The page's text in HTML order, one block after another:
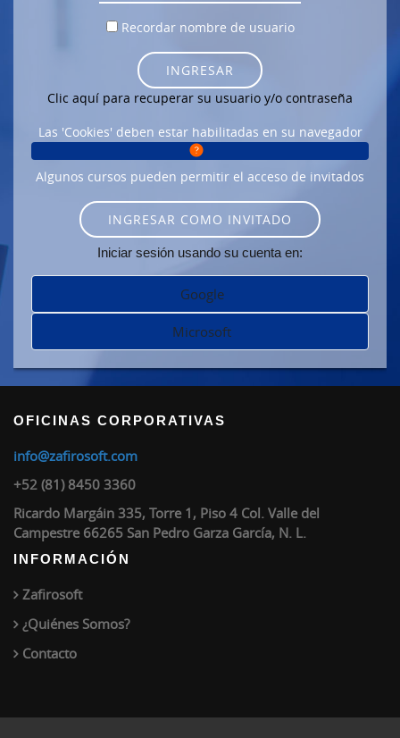
Recordar nombre de usuario
INGRESAR
Clic aquí para recuperar su usuario y/o contraseña
Las 'Cookies' deben estar habilitadas en su navegador
Algunos cursos pueden permitir el acceso de invitados
INGRESAR COMO INVITADO
Iniciar sesión usando su cuenta en:
Google
Microsoft
OFICINAS CORPORATIVAS
info@zafirosoft.com
+52 (81) 8450 3360
Ricardo Margáin 335, Torre 1, Piso 4 Col. Valle del
Campestre 66265 San Pedro Garza García, N. L.
INFORMACIÓN
Zafirosoft
¿Quiénes Somos?
Contacto